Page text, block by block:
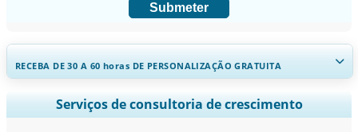
Submeter
RECEBA DE 30 A 60 horas DE PERSONALIZAÇÃO GRATUITA
Ampliar a cobertura regional e por país, Análise de segmentos,
Perfis de empresas, Benchmarking competitivo, e insights sobre o
Serviços de consultoria de crescimento